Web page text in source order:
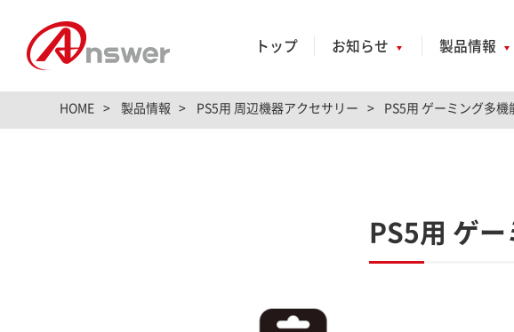
トップ お知らせ 製品情報
HOME 製品情報 PS5用 周辺機器アクセサリー PS5用 ゲーミング多
PS5用 ゲ